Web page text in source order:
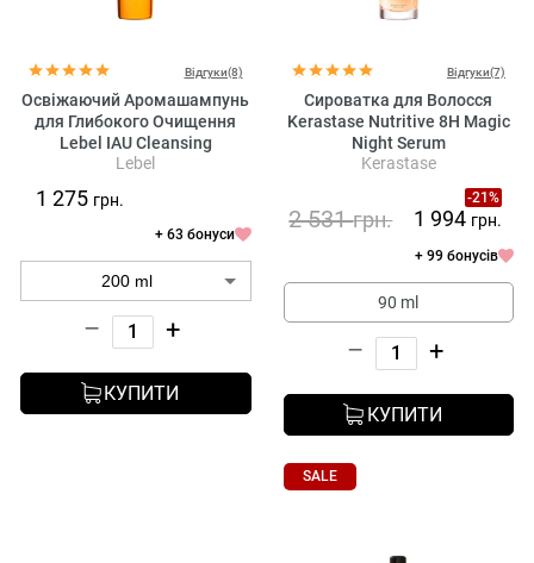
Відгуки(8)
Освіжаючий Аромашампунь
для Глибокого Очищення
Lebel IAU Cleansing
Freshment
Lebel
1 275 грн.
+ 63 бонуси
– +
КУПИТИ
Відгуки(7)
Сироватка для Волосся
Kerastase Nutritive 8H Magic
Night Serum
Kerastase
-21%
2 531грн. 1 994 грн.
+ 99 бонусів
90 ml
– +
КУПИТИ
SALE